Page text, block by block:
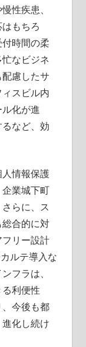
性疾患、
もちろ
時間の柔
なビジネ
慮したサ
スビル内
化が進
など、効
情報保護
業城下町
らに、ス
合的に対
リー設計
ルテ導入な
フラは、
利便性
今後も都
化し続け